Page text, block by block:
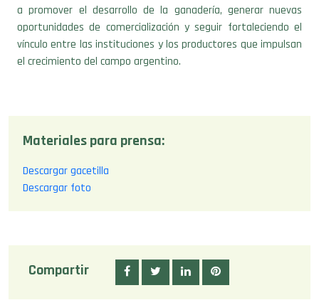
a promover el desarrollo de la ganadería, generar nuevas
oportunidades de comercialización y seguir fortaleciendo el
vínculo entre las instituciones y los productores que impulsan
el crecimiento del campo argentino.
Materiales para prensa:
Descargar gacetilla
Descargar foto
Compartir